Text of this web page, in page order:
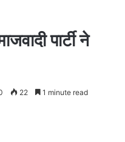
पार्टी ने
22 1 minute read